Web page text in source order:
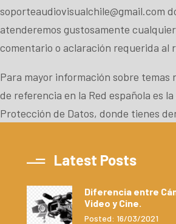
soporteaudiovisualchile@gmail.com
atenderemos gustosamente
comentario o aclaración requerida al
Para mayor información sobre temas
de referencia en la Red española es la
Protección de Datos, donde tienes
Latest Posts
Diferencia entre
Video y Cine.
Posted: 16/03/2021